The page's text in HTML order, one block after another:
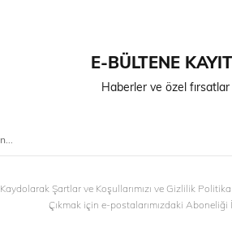
E-BÜLTENE
Haberler ve özel fırsatlar
Kaydolarak Şartlar ve Koşullarımızı ve Gizlilik
Çıkmak için e-postalarımızdaki Aboneliği